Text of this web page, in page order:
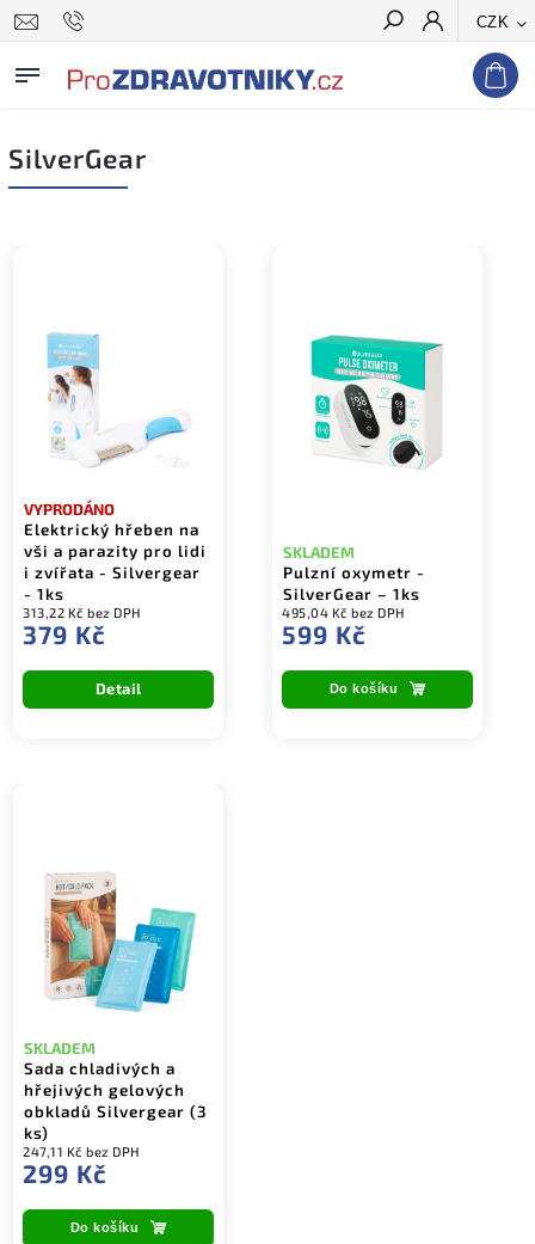
CZK
Hledat
SilverGear
Elektrický hřeben na
vši a parazity pro lidi
i zvířata - Silvergear
- 1ks
VYPRODÁNO
313,22 Kč bez DPH
379 Kč
Detail
Pulzní oxymetr -
SilverGear – 1ks
SKLADEM
495,04 Kč bez DPH
599 Kč
Do košíku
Sada chladivých a
hřejivých gelových
obkladů Silvergear (3
ks)
SKLADEM
247,11 Kč bez DPH
299 Kč
Do košíku